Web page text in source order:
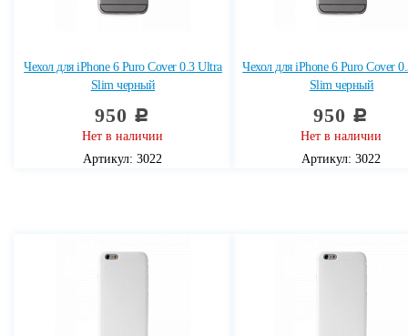
Чехол для iPhone 6 Puro Cover 0.3 Ultra
Slim черный
950 c
Нет в наличии
Артикул: 3022
Чехол для iPhone 6 Puro Cover
Slim черный
950 c
Нет в наличии
Артикул: 3022